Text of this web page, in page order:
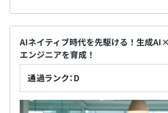
期末ごとの「スキルマップ」更新で
知能力の成長度合いを可視化。
短期的な成果だけでなく、長期的な
らもキャリアを評価します。
AIネイティブ時代を先駆ける！生成
エンジニアを育成！
通過ランク：D